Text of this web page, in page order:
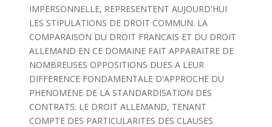
IMPERSONNELLE, REPRESENTENT AUJOURD'HUI
LES STIPULATIONS DE DROIT COMMUN. LA
COMPARAISON DU DROIT FRANCAIS ET DU DROIT
ALLEMAND EN CE DOMAINE FAIT APPARAITRE DE
NOMBREUSES OPPOSITIONS DUES A LEUR
DIFFERENCE FONDAMENTALE D'APPROCHE DU
PHENOMENE DE LA STANDARDISATION DES
CONTRATS. LE DROIT ALLEMAND, TENANT
COMPTE DES PARTICULARITES DES CLAUSES